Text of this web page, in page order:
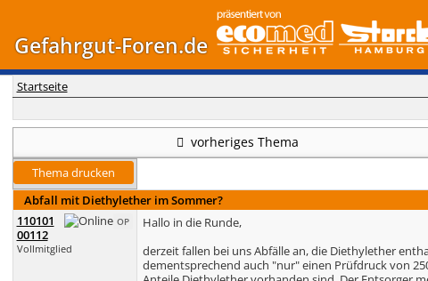
Gefahrgut-Foren.de
Startseite
vorheriges Thema
Thema drucken
Abfall mit Diethylether im Sommer?
OP
110101
00112
Vollmitglied
Hallo in die Runde,
derzeit fallen bei uns Abfälle an, die Diethylether
dementsprechend auch "nur" einen Prüfdruck von